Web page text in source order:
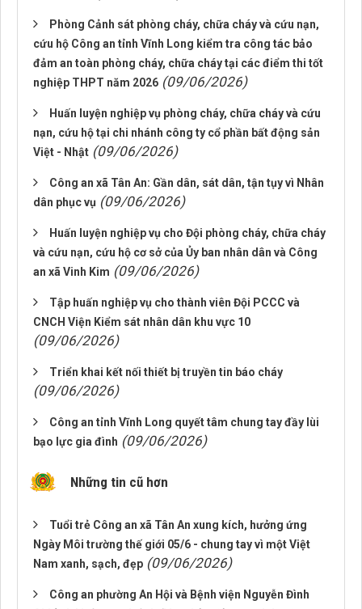
Phòng Cảnh sát phòng cháy, chữa cháy và cứu nạn,
cứu hộ Công an tỉnh Vĩnh Long kiểm tra công tác bảo
đảm an toàn phòng cháy, chữa cháy tại các điểm thi tốt
nghiệp THPT năm 2026 (09/06/2026)
Huấn luyện nghiệp vụ phòng cháy, chữa cháy và cứu
nạn, cứu hộ tại chi nhánh công ty cổ phần bất động sản
Việt - Nhật (09/06/2026)
Công an xã Tân An: Gần dân, sát dân, tận tụy vì Nhân
dân phục vụ (09/06/2026)
Huấn luyện nghiệp vụ cho Đội phòng cháy, chữa cháy
và cứu nạn, cứu hộ cơ sở của Ủy ban nhân dân và Công
an xã Vinh Kim (09/06/2026)
Tập huấn nghiệp vụ cho thành viên Đội PCCC và
CNCH Viện Kiểm sát nhân dân khu vực 10
(09/06/2026)
Triển khai kết nối thiết bị truyền tin báo cháy
(09/06/2026)
Công an tỉnh Vĩnh Long quyết tâm chung tay đầy lùi
bạo lực gia đình (09/06/2026)
Những tin cũ hơn
Tuổi trẻ Công an xã Tân An xung kích, hưởng ứng
Ngày Môi trường thế giới 05/6 - chung tay vì một Việt
Nam xanh, sạch, đẹp (09/06/2026)
Công an phường An Hội và Bệnh viện Nguyễn Đình